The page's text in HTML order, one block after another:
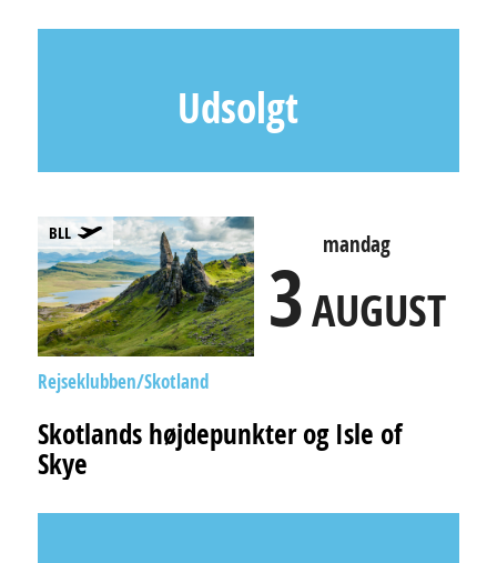
Udsolgt
BLL mandag
3AUGUST
Rejseklubben Skotland
Skotlands højdepunkter og Isle of
Skye